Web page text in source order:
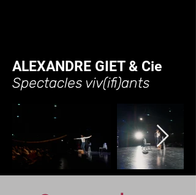
ALEXANDRE GIET & Cie
Spectacles viv(ifi)ants